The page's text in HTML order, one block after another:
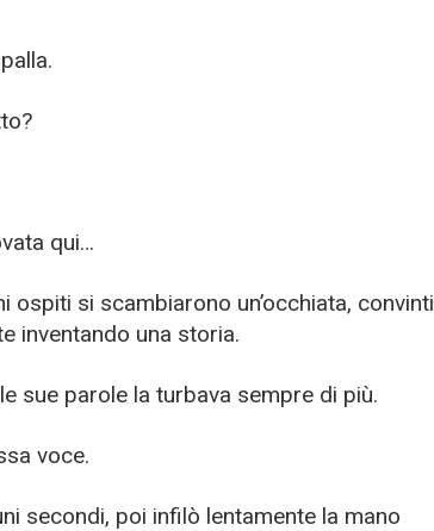
qui…
ospiti si scambiarono un’occhiata, convinti
inventando una storia.
sue parole la turbava sempre di più.
voce.
secondi, poi infilò lentamente la mano